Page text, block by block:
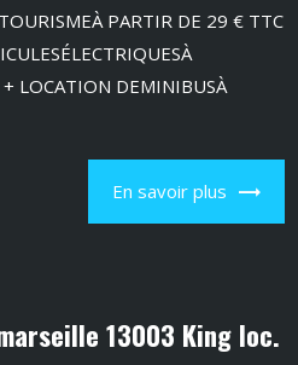
PARTIR DE 29 € TTC
LOCATION DEMINIBUSÀ
En savoir plus
13003 King loc.